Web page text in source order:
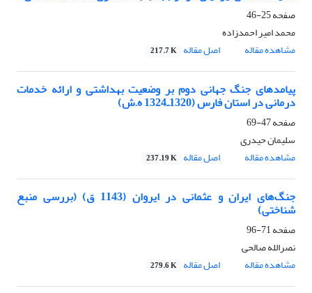
صفحه25-46
محمد امیر احمدزاده
مشاهده مقاله
اصل مقاله 217.7 K
پیامدهای جنگ جهانی دوم بر وضعیت بهداشتی و ارائه خدمات
درمانی در استان فارس (1320ـ1324 ه.ش)
صفحه47-69
سلیمان حیدری
مشاهده مقاله
اصل مقاله 237.19 K
جنگ‌های ایران و عثمانی در ایروان (1143 ق) (بررسی منبع
شناختی)
صفحه71-96
نصرالله صالحی
مشاهده مقاله
اصل مقاله 279.6 K